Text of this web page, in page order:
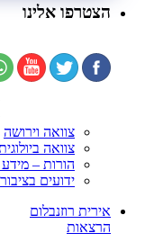
הצטרפו אלינו
צוואה וירושה
צוואה
הורות –
ידועים בציבור
אירית רוזנבלום
הרצאות